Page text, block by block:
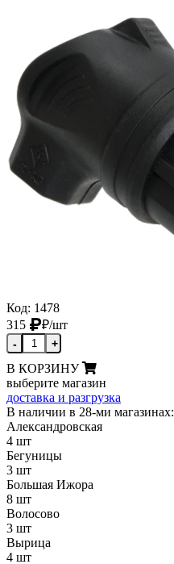
Код: 1478
315
₽/шт
- +
В КОРЗИНУ
выберите магазин
доставка и разгрузка
В наличии в 28-ми магазинах:
Александровская
4 шт
Бегуницы
3 шт
Большая Ижора
8 шт
Волосово
3 шт
Вырица
4 шт